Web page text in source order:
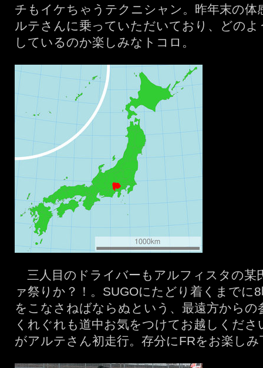
チもイケちゃうテクニシャン。昨年末の体
ルテさんに乗っていただいており、どのよ
しているのか楽しみなトコロ。
三人目のドライバーもアルフィスタの某
ァ祭りか？！。SUGOにたどり着くまでに
をこなさねばならぬという、最遠方からの
くれぐれも道中お気をつけてお越しくださ
がアルテさん初走行。存分にFRをお楽しみ